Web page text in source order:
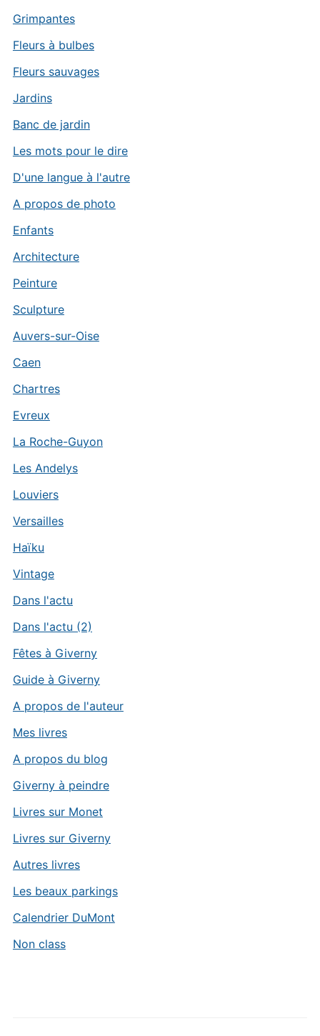
Grimpantes
Fleurs à bulbes
Fleurs sauvages
Jardins
Banc de jardin
Les mots pour le dire
D'une langue à l'autre
A propos de photo
Enfants
Architecture
Peinture
Sculpture
Auvers-sur-Oise
Caen
Chartres
Evreux
La Roche-Guyon
Les Andelys
Louviers
Versailles
Haïku
Vintage
Dans l'actu
Dans l'actu (2)
Fêtes à Giverny
Guide à Giverny
A propos de l'auteur
Mes livres
A propos du blog
Giverny à peindre
Livres sur Monet
Livres sur Giverny
Autres livres
Les beaux parkings
Calendrier DuMont
Non class